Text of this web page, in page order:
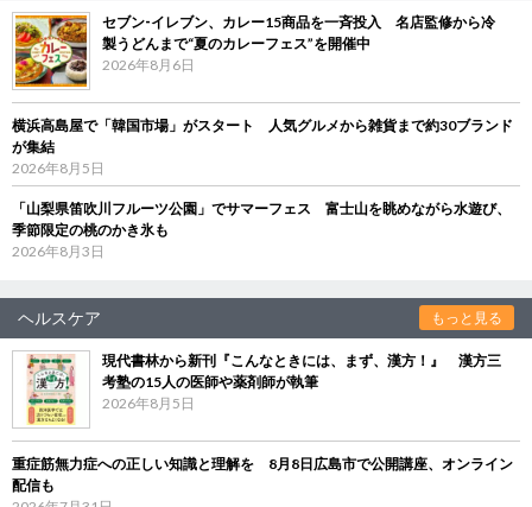
セブン‐イレブン、カレー15商品を一斉投入 名店監修から冷
製うどんまで“夏のカレーフェス”を開催中
2026年8月6日
横浜高島屋で「韓国市場」がスタート 人気グルメから雑貨まで約30ブランド
が集結
2026年8月5日
「山梨県笛吹川フルーツ公園」でサマーフェス 富士山を眺めながら水遊び、
季節限定の桃のかき氷も
2026年8月3日
ヘルスケア もっと見る
現代書林から新刊『こんなときには、まず、漢方！』 漢方三
考塾の15人の医師や薬剤師が執筆
2026年8月5日
重症筋無力症への正しい知識と理解を 8月8日広島市で公開講座、オンライン
配信も